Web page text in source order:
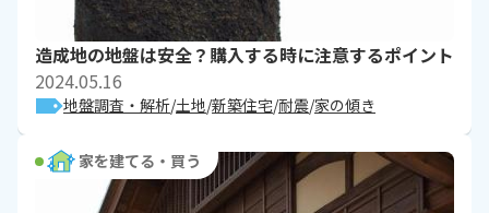
造成地の地盤は安全？購入する時に注意するポイント
2024.05.16
地盤調査・解析 土地 新築住宅 耐震 家の傾き
家を建てる・買う